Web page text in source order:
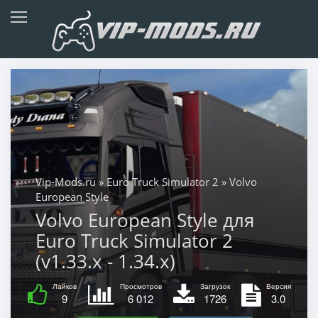
Vip-Mods.ru» Euro Truck Simulator 2 » Volvo
European Style
Volvo European Style для
Euro Truck Simulator 2
(v1.33.x - 1.34.x)
Лайков
9
Просмотров
6 012
Загрузок
1726
Версия
3.0